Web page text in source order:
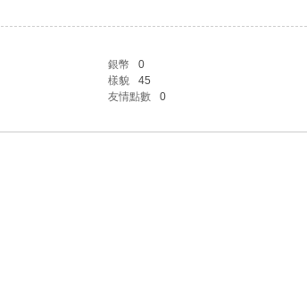
銀幣
0
樣貌
45
友情點數 0